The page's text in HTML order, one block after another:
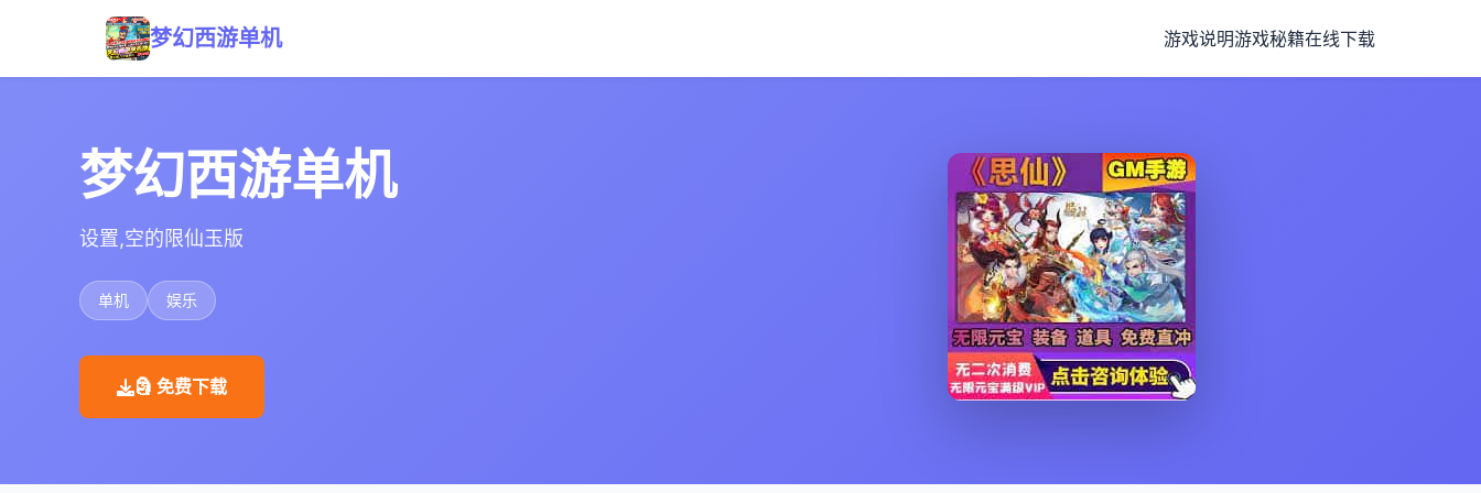
梦幻西游单机 游戏说明游戏秘籍在线下载
梦幻西游单机
设置,空的限仙玉版
单机 娱乐
🗿 免费下载